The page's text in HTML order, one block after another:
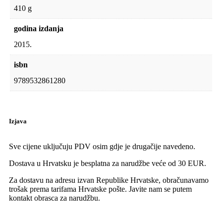
410 g
godina izdanja
2015.
isbn
9789532861280
Izjava
Sve cijene uključuju PDV osim gdje je drugačije navedeno.
Dostava u Hrvatsku je besplatna za narudžbe veće od 30 EUR.
Za dostavu na adresu izvan Republike Hrvatske, obračunavamo
trošak prema tarifama Hrvatske pošte. Javite nam se putem
kontakt obrasca za narudžbu.